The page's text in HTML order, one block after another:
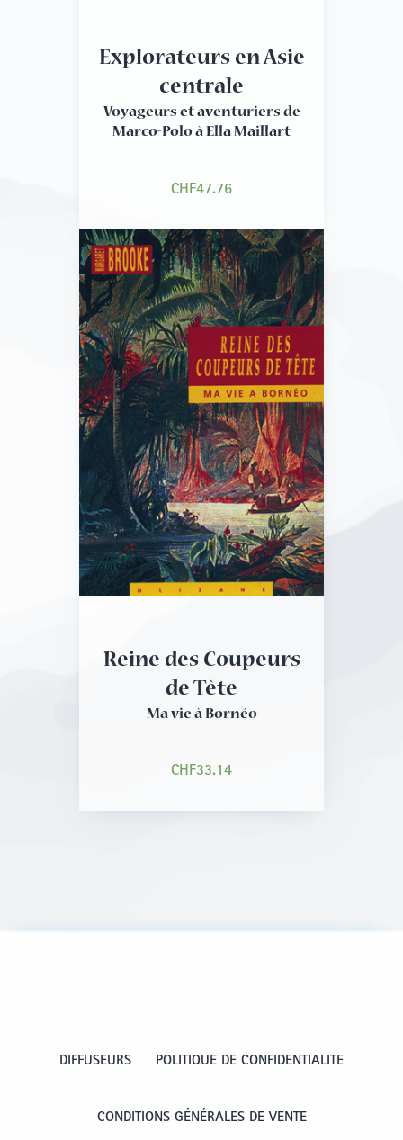
Explorateurs en Asie
centrale
Voyageurs et aventuriers de
Marco-Polo à Ella Maillart
CHF47.76
Reine des Coupeurs
de Tête
Ma vie à Bornéo
CHF33.14
DIFFUSEURS POLITIQUE DE CONFIDENTIALITE
CONDITIONS GÉNÉRALES DE VENTE